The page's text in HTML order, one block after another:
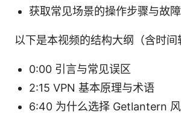
获取常见场景的操作步骤与故障
以下是本视频的结构大纲（含时间
0:00 引言与常见误区
2:15 VPN 基本原理与术语
6:40 为什么选择 Getlantern